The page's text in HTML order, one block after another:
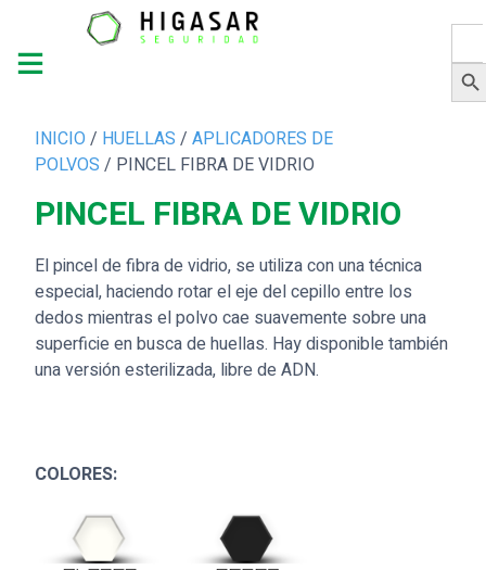
Botón
INICIO / HUELLAS / APLICADORES DE
POLVOS / PINCEL FIBRA DE VIDRIO
PINCEL FIBRA DE VIDRIO
El pincel de fibra de vidrio, se utiliza con una técnica
especial, haciendo rotar el eje del cepillo entre los
dedos mientras el polvo cae suavemente sobre una
superficie en busca de huellas. Hay disponible también
una versión esterilizada, libre de ADN.
COLORES: